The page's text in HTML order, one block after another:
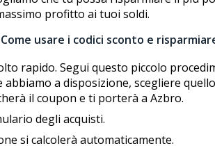
profitto ai tuoi soldi.
Come usare i codici sconto e
rapido. Segui questo piccolo
a disposizione, scegliere
il coupon e ti porterà a Azbro.
degli acquisti.
si calcolerà automaticamente.